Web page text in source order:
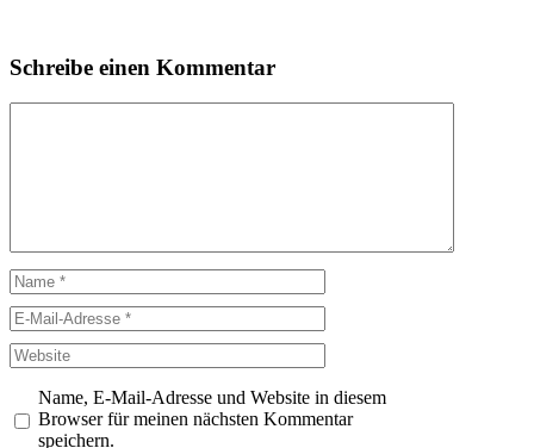
Schreibe einen Kommentar
Name
E-
Mail-
Adresse
Website
Name, E-Mail-Adresse und Website in diesem
Browser für meinen nächsten Kommentar
speichern.